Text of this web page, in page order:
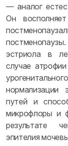
— аналог
Он
эстриола в
случае
нормализации
путей и
микрофлоры и
результате
эпителия